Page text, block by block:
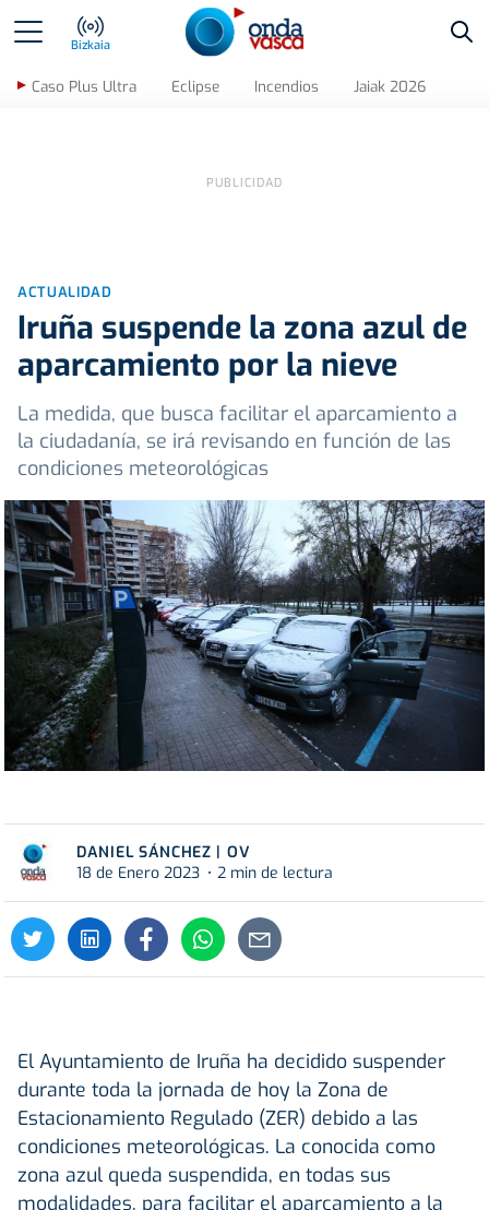
Bizkaia
Caso Plus Ultra Eclipse Incendios Jaiak 2026
ACTUALIDAD
Iruña suspende la zona azul de
aparcamiento por la nieve
La medida, que busca facilitar el aparcamiento a
la ciudadanía, se irá revisando en función de las
condiciones meteorológicas
DANIEL SÁNCHEZ | OV
18 de Enero 2023
2 min de lectura
El Ayuntamiento de Iruña ha decidido suspender
durante toda la jornada de hoy la Zona de
Estacionamiento Regulado (ZER) debido a las
condiciones meteorológicas. La conocida como
zona azul queda suspendida, en todas sus
modalidades, para facilitar el aparcamiento a la